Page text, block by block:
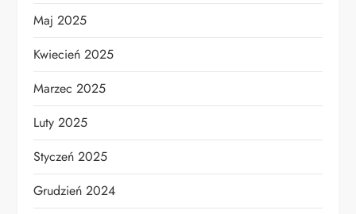
Maj 2025
Kwiecień 2025
Marzec 2025
Luty 2025
Styczeń 2025
Grudzień 2024